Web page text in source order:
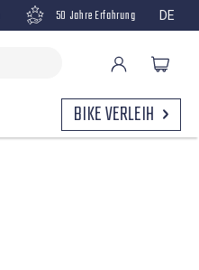
50 Jahre Erfahrung DE
BIKE VERLEIH